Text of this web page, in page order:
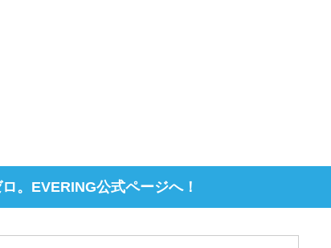
。EVERING公式ページへ！